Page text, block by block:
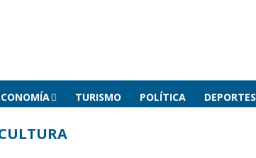
TURISMO POLÍTICA DEPORTES